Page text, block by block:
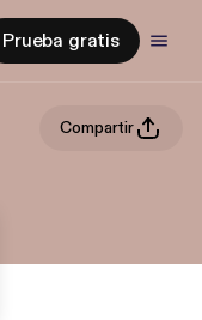
Prueba gratis
Compartir